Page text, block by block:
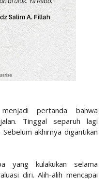
pertanda bahwa
Tinggal separuh lagi
akhirnya digantikan
yang kulakukan selama
diri. Alih-alih mencapai